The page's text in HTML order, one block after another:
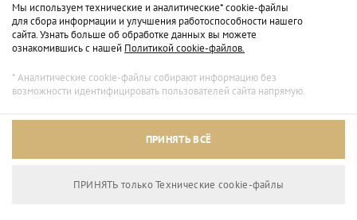
Мы используем технические и аналитические* cookie-файлы
для сбора информации и улучшения работоспособности нашего
сайта. Узнать больше об обработке данных вы можете
ознакомившись с нашей Политикой cookie-файлов.
* Аналитические cookie-файлы собирают информацию без
возможности идентифицировать пользователей сайта напрямую.
ПРИНЯТЬ ВСЁ
ПРИНЯТЬ только Технические сookie-файлы